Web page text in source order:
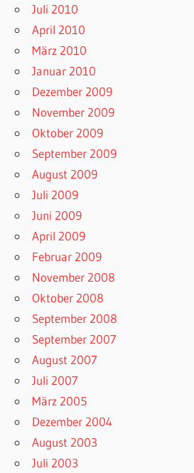
Juli 2010
April 2010
März 2010
Januar 2010
Dezember 2009
November 2009
Oktober 2009
September 2009
August 2009
Juli 2009
Juni 2009
April 2009
Februar 2009
November 2008
Oktober 2008
September 2008
September 2007
August 2007
Juli 2007
März 2005
Dezember 2004
August 2003
Juli 2003